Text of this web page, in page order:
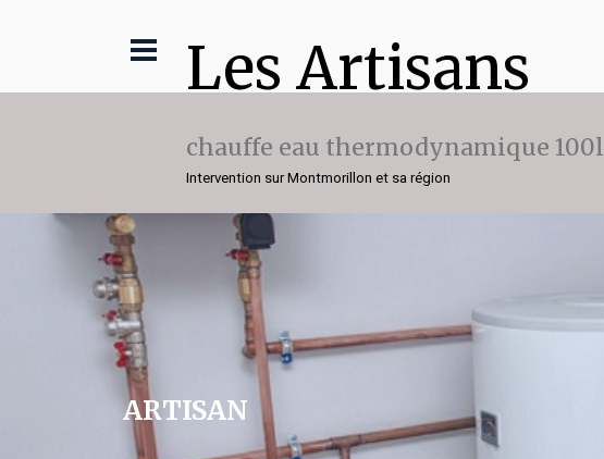
Les Artisans
chauffe eau thermodynamique 100l
Intervention sur Montmorillon et sa région
ARTISAN